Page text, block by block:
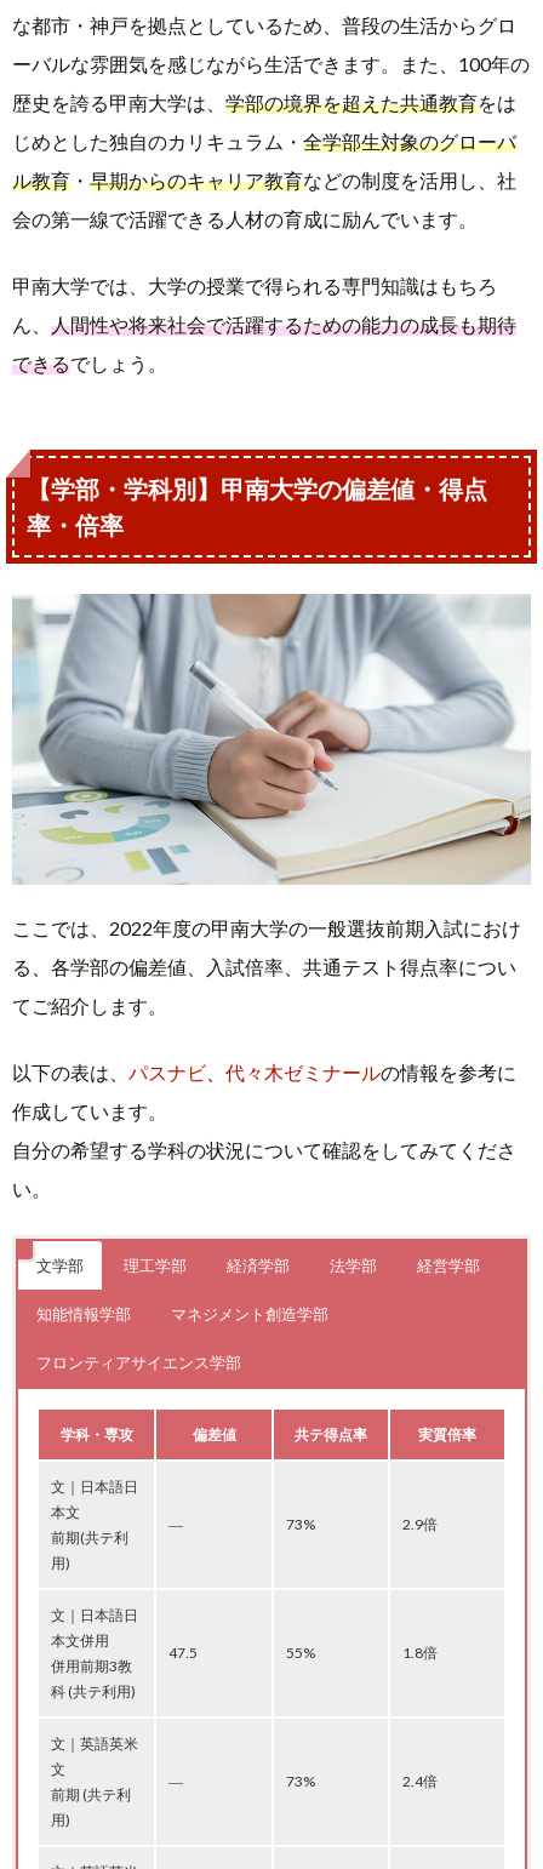
な都市・神戸を拠点としているため、普段の生活からグロ
ーバルな雰囲気を感じながら生活できます。また、100年の
歴史を誇る甲南大学は、 学部の境界を超えた共通教育をは
じめとした独自のカリキュラム・ 全学部生対象のグローバ
ル教育 ・ 早期からのキャリア教育などの制度を活用し、社
会の第一線で活躍できる人材の育成に励んでいます。
甲南大学では、大学の授業で得られる専門知識はもちろ
ん、 人間性や将来社会で活躍するための能力の成長も期待
できるでしょう。
【学部・学科別】甲南大学の偏差値・得点
率・倍率
ここでは、2022年度の甲南大学の一般選抜前期入試におけ
る、各学部の偏差値、入試倍率、共通テスト得点率につい
てご紹介します。
以下の表は、 パスナビ 代々木ゼミナールの情報を参考に
作成しています。
自分の希望する学科の状況について確認をしてみてくださ
い。
文学部 理工学部 経済学部 法学部 経営学部
知能情報学部 マネジメント創造学部
フロンティアサイエンス学部
学科・専攻 偏差値 共テ得点率 実質倍率
文｜日本語日
本文
前期(共テ利
用)
― 73% 2.9倍
文｜日本語日
本文併用
併用前期3教
科 (共テ利用)
47.5 55% 1.8倍
文｜英語英米
文
前期 (共テ利
用)
― 73% 2.4倍